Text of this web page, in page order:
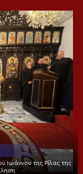
Ιωάννου της Ρίλας της